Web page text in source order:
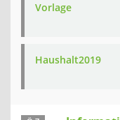
Vorlage
Haushalt2019